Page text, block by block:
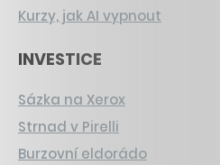
Kurzy, jak AI vypnout
INVESTICE
Sázka na Xerox
Strnad v Pirelli
Burzovní eldorádo